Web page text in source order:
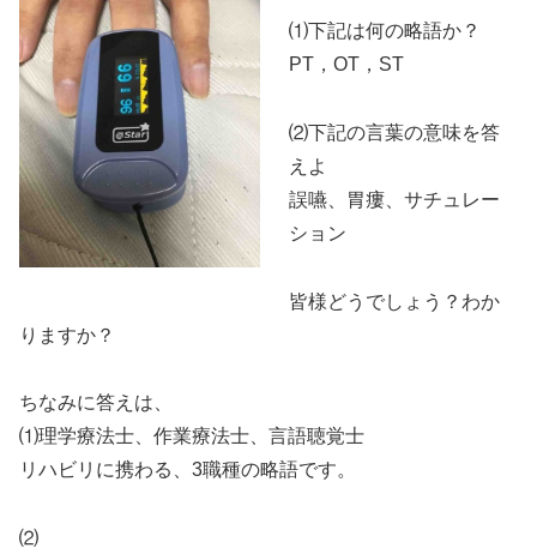
⑴下記は何の略語か？
PT，OT，ST
⑵下記の言葉の意味を答
えよ
誤嚥、胃瘻、サチュレー
ション
皆様どうでしょう？わか
りますか？
ちなみに答えは、
⑴理学療法士、作業療法士、言語聴覚士
リハビリに携わる、3職種の略語です。
⑵